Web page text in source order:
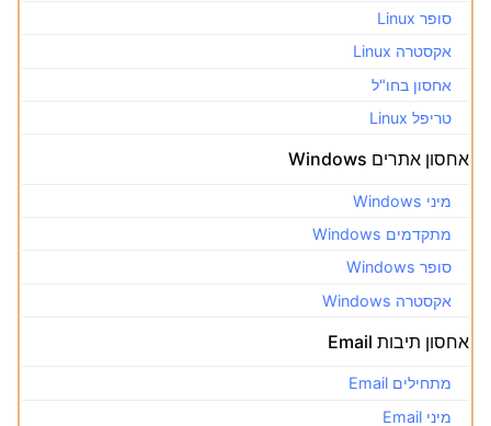
סופר Linux
אקסטרה Linux
אחסון בחו"ל
טריפל Linux
אחסון אתרים Windows
מיני Windows
מתקדמים Windows
סופר Windows
אקסטרה Windows
אחסון תיבות Email
מתחילים Email
מיני Email